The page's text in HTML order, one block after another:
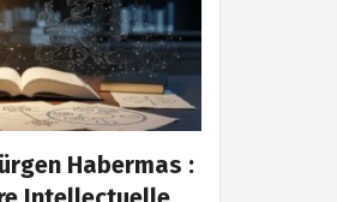
Habermas :